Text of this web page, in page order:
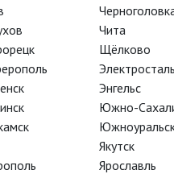
Бетховен
№ 9
Чита
Щёлково
Электросталь
Энгельс
Южно-
Якутск
Ярославль